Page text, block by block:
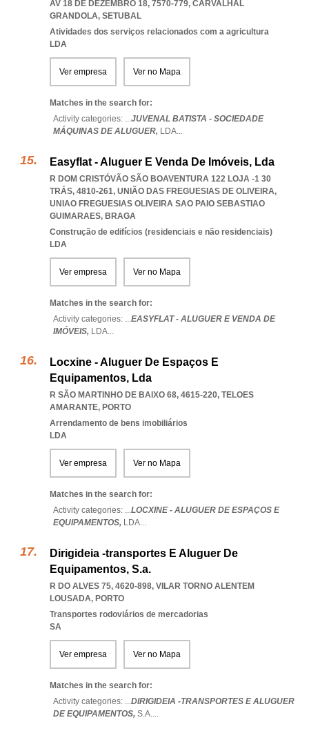
AV 18 DE DEZEMBRO 18, 7570-779, CARVALHAL
GRANDOLA, SETUBAL
Atividades dos serviços relacionados com a agricultura
LDA
Ver empresa Ver no Mapa
Matches in the search for:
Activity categories: ...JUVENAL BATISTA - SOCIEDADE
MÁQUINAS DE ALUGUER, LDA...
Easyflat - Aluguer E Venda De Imóveis, Lda
R DOM CRISTÓVÃO SÃO BOAVENTURA 122 LOJA -1 30
TRÁS, 4810-261, UNIÃO DAS FREGUESIAS DE OLIVEIRA,
UNIAO FREGUESIAS OLIVEIRA SAO PAIO SEBASTIAO
GUIMARAES, BRAGA
Construção de edifícios (residenciais e não residenciais)
LDA
Ver empresa Ver no Mapa
Matches in the search for:
Activity categories: ...EASYFLAT - ALUGUER E VENDA DE
IMÓVEIS, LDA...
Locxine - Aluguer De Espaços E
Equipamentos, Lda
R SÃO MARTINHO DE BAIXO 68, 4615-220, TELOES
AMARANTE, PORTO
Arrendamento de bens imobiliários
LDA
Ver empresa Ver no Mapa
Matches in the search for:
Activity categories: ...LOCXINE - ALUGUER DE ESPAÇOS E
EQUIPAMENTOS, LDA...
Dirigideia -transportes E Aluguer De
Equipamentos, S.a.
R DO ALVES 75, 4620-898, VILAR TORNO ALENTEM
LOUSADA, PORTO
Transportes rodoviários de mercadorias
SA
Ver empresa Ver no Mapa
Matches in the search for:
Activity categories: ...DIRIGIDEIA -TRANSPORTES E ALUGUER
DE EQUIPAMENTOS, S.A....